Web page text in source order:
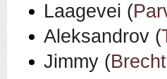
Laagevei (
Aleksandrov (
Jimmy (